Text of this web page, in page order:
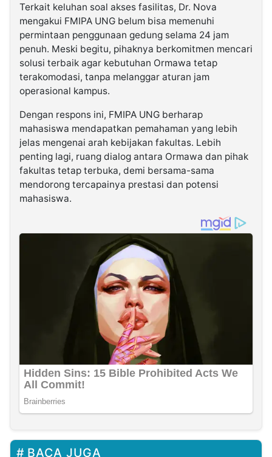
Terkait keluhan soal akses fasilitas, Dr. Nova
mengakui FMIPA UNG belum bisa memenuhi
permintaan penggunaan gedung selama 24 jam
penuh. Meski begitu, pihaknya berkomitmen mencari
solusi terbaik agar kebutuhan Ormawa tetap
terakomodasi, tanpa melanggar aturan jam
operasional kampus.
Dengan respons ini, FMIPA UNG berharap
mahasiswa mendapatkan pemahaman yang lebih
jelas mengenai arah kebijakan fakultas. Lebih
penting lagi, ruang dialog antara Ormawa dan pihak
fakultas tetap terbuka, demi bersama-sama
mendorong tercapainya prestasi dan potensi
mahasiswa.
BACA JUGA